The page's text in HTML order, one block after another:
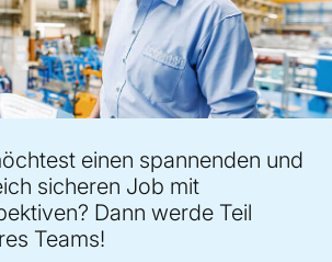
einen spannenden und
sicheren Job mit
Dann werde Teil
Teams!